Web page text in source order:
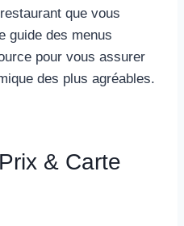
que vous
guide des menus
pour vous assurer
des plus agréables.
& Carte